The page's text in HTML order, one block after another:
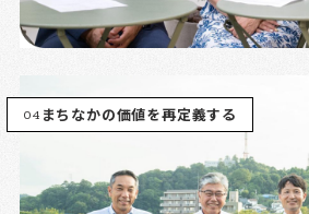
04 まちなかの価値を再定義する